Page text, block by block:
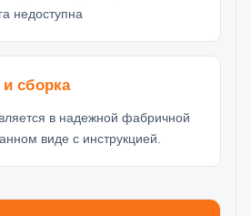
недоступна
сборка
в надежной фабричной
виде с инструкцией.